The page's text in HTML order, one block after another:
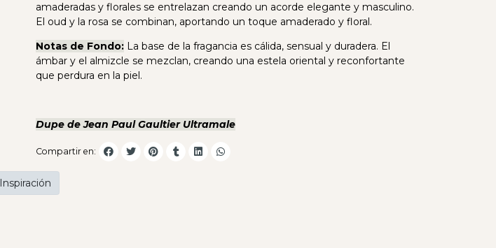
amaderadas y florales se entrelazan creando un acorde elegante y masculino.
El oud y la rosa se combinan, aportando un toque amaderado y floral.
Notas de Fondo: La base de la fragancia es cálida, sensual y duradera. El
ámbar y el almizcle se mezclan, creando una estela oriental y reconfortante
que perdura en la piel.
Dupe de Jean Paul Gaultier Ultramale
Compartir en:
Inspiración